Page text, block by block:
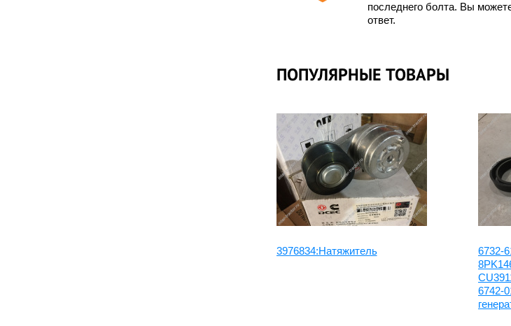
последнего болта. Вы
ответ.
ПОПУЛЯРНЫЕ ТОВАРЫ
3976834:Натяжитель
6732-
6742-